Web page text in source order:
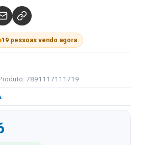
19 pessoas vendo agora
7891117111719